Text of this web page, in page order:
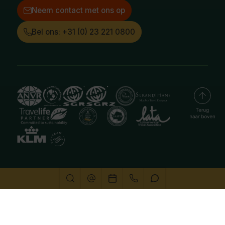
Neem contact met ons op
Bel ons: +31 (0) 23 221 0800